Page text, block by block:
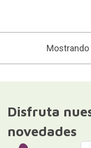
Disfruta
novedades